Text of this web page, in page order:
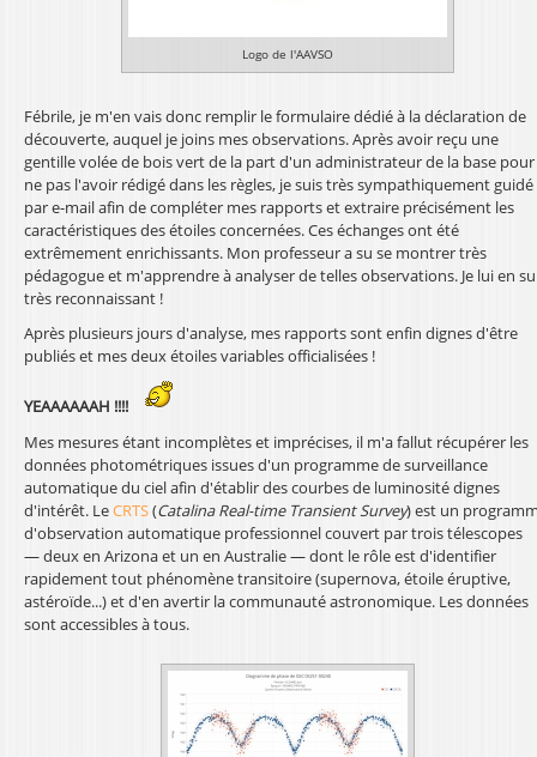
Logo de l'AAVSO
Fébrile, je m'en vais donc remplir le formulaire dédié à la déclaration de
découverte, auquel je joins mes observations. Après avoir reçu une
gentille volée de bois vert de la part d'un administrateur de la base pour
ne pas l'avoir rédigé dans les règles, je suis très sympathiquement guidé
par e-mail afin de compléter mes rapports et extraire précisément les
caractéristiques des étoiles concernées. Ces échanges ont été
extrêmement enrichissants. Mon professeur a su se montrer très
pédagogue et m'apprendre à analyser de telles observations. Je lui en
très reconnaissant !
Après plusieurs jours d'analyse, mes rapports sont enfin dignes d'être
publiés et mes deux étoiles variables officialisées !
YEAAAAAAH !!!!
Mes mesures étant incomplètes et imprécises, il m'a fallut récupérer les
données photométriques issues d'un programme de surveillance
automatique du ciel afin d'établir des courbes de luminosité dignes
d'intérêt. LeCRTS(Catalina Real-time Transient Survey) est un
d'observation automatique professionnel couvert par trois télescopes
— deux en Arizona et un en Australie — dont le rôle est d'identifier
rapidement tout phénomène transitoire (supernova, étoile éruptive,
astéroïde...) et d'en avertir la communauté astronomique. Les données
sont accessibles à tous.